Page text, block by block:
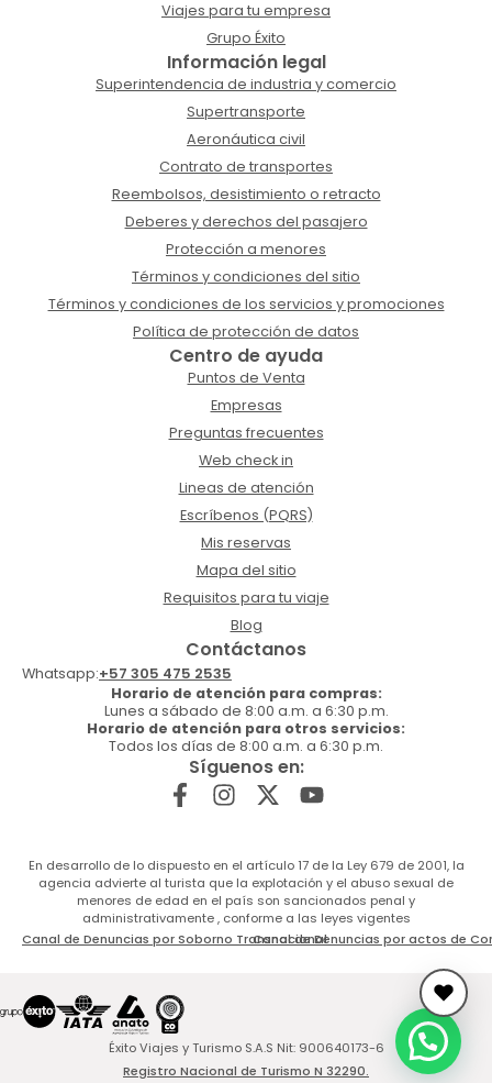
Viajes para tu empresa
Grupo Éxito
Información legal
Superintendencia de industria y comercio
Supertransporte
Aeronáutica civil
Contrato de transportes
Reembolsos, desistimiento o retracto
Deberes y derechos del pasajero
Protección a menores
Términos y condiciones del sitio
Términos y condiciones de los servicios y promociones
Política de protección de datos
Centro de ayuda
Puntos de Venta
Empresas
Preguntas frecuentes
Web check in
Lineas de atención
Escríbenos (PQRS)
Mis reservas
Mapa del sitio
Requisitos para tu viaje
Blog
Contáctanos
Whatsapp:+57 305 475 2535
Horario de atención para compras:
Lunes a sábado de 8:00 a.m. a 6:30 p.m.
Horario de atención para otros servicios:
Todos los días de 8:00 a.m. a 6:30 p.m.
Síguenos en:
En desarrollo de lo dispuesto en el artículo 17 de la Ley 679 de 2001, la
agencia advierte al turista que la explotación y el abuso sexual de
menores de edad en el país son sancionados penal y
administrativamente , conforme a las leyes vigentes
Canal de Denuncias por Soborno TransnacionalCanal de Denuncias por actos de
Éxito Viajes y Turismo S.A.S Nit: 900640173-6
Registro Nacional de Turismo N 32290.